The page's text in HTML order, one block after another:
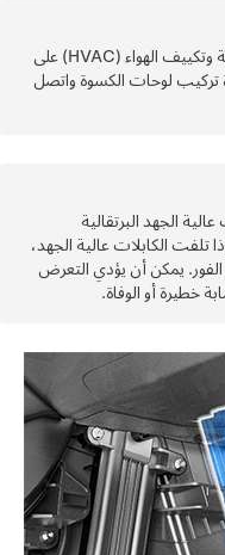
إذا لم تشتمل وحدة التدفئة والتهوية وتكييف الهواء (HVAC) على
لوحات الكسوة واتصل
الجهد البرتقالية
الكابلات عالية الجهد،
يمكن أن يؤدي التعرض
أو الوفاة.